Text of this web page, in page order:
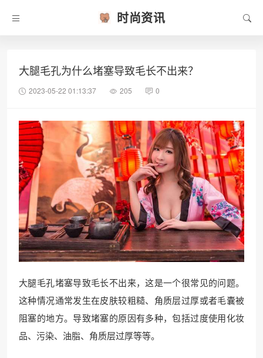
时尚资讯
大腿毛孔为什么堵塞导致毛长不出来？
2023-05-22 01:13:37 205 0
大腿毛孔堵塞导致毛长不出来，这是一个很常见的问题。
这种情况通常发生在皮肤较粗糙、角质层过厚或者毛囊被
阻塞的地方。导致堵塞的原因有多种，包括过度使用化妆
品、污染、油脂、角质层过厚等等。